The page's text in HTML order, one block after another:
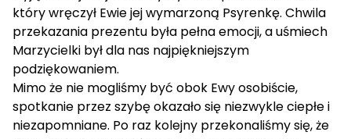
który wręczył Ewie jej wymarzoną Psyrenkę. Chwila
przekazania prezentu była pełna emocji, a uśmiech
Marzycielki był dla nas najpiękniejszym
podziękowaniem.
Mimo że nie mogliśmy być obok Ewy osobiście,
spotkanie przez szybę okazało się niezwykle ciepłe i
niezapomniane. Po raz kolejny przekonaliśmy się, że